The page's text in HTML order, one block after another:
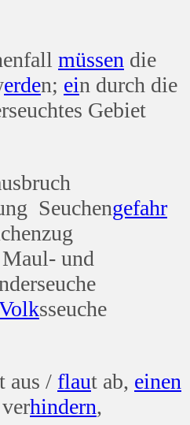
müssen die
erden; ein durch die
Gebiet
Seuchengefahr
und
sseuche
aus / flaut ab, einen
hindern,